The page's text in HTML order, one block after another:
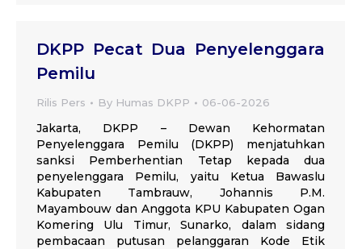
DKPP Pecat Dua Penyelenggara
Pemilu
Rilis Pers By Humas DKPP 06-06-2026
Jakarta, DKPP – Dewan Kehormatan
Penyelenggara Pemilu (DKPP) menjatuhkan
sanksi Pemberhentian Tetap kepada dua
penyelenggara Pemilu, yaitu Ketua Bawaslu
Kabupaten Tambrauw, Johannis P.M.
Mayambouw dan Anggota KPU Kabupaten Ogan
Komering Ulu Timur, Sunarko, dalam sidang
pembacaan putusan pelanggaran Kode Etik